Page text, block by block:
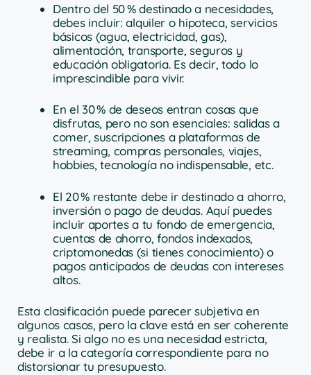
Dentro del 50 % destinado a necesidades,
debes incluir: alquiler o hipoteca, servicios
básicos (agua, electricidad, gas),
alimentación, transporte, seguros y
educación obligatoria. Es decir, todo lo
imprescindible para vivir.
En el 30 % de deseos entran cosas que
disfrutas, pero no son esenciales: salidas a
comer, suscripciones a plataformas de
streaming, compras personales, viajes,
hobbies, tecnología no indispensable, etc.
El 20 % restante debe ir destinado a ahorro,
inversión o pago de deudas. Aquí puedes
incluir aportes a tu fondo de emergencia,
cuentas de ahorro, fondos indexados,
criptomonedas (si tienes conocimiento) o
pagos anticipados de deudas con intereses
altos.
Esta clasificación puede parecer subjetiva en
algunos casos, pero la clave está en ser coherente
y realista. Si algo no es una necesidad estricta,
debe ir a la categoría correspondiente para no
distorsionar tu presupuesto.